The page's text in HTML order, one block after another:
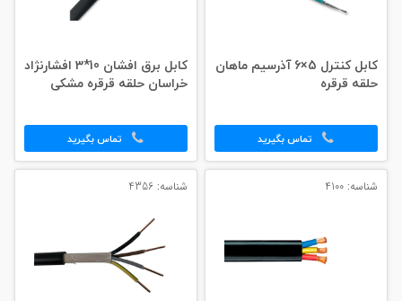
کابل کنترل 5×6 آذرسیم ماهان
حلقه قرقره
تماس بگیرید
کابل برق افشان 10*3 افشارنژاد
خراسان حلقه قرقره مشکی
تماس بگیرید
شناسه: 4100 شناسه: 4356